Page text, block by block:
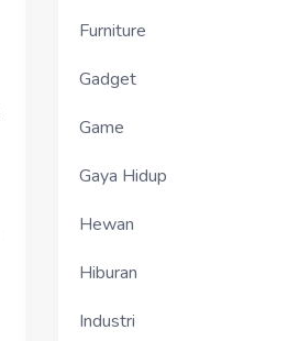
Furniture
Gadget
Game
Gaya Hidup
Hewan
Hiburan
Industri